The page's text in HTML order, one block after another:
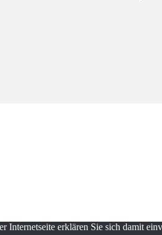
erklären Sie sich damit